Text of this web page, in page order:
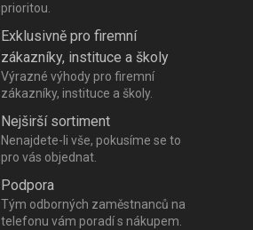
prioritou.
Exklusivně pro firemní
zákazníky, instituce a školy
Výrazné výhody pro firemní
zákazníky, instituce a školy.
Nejširší sortiment
Nenajdete-li vše, pokusíme se to
pro vás objednat.
Podpora
Tým odborných zaměstnanců na
telefonu vám poradí s nákupem.